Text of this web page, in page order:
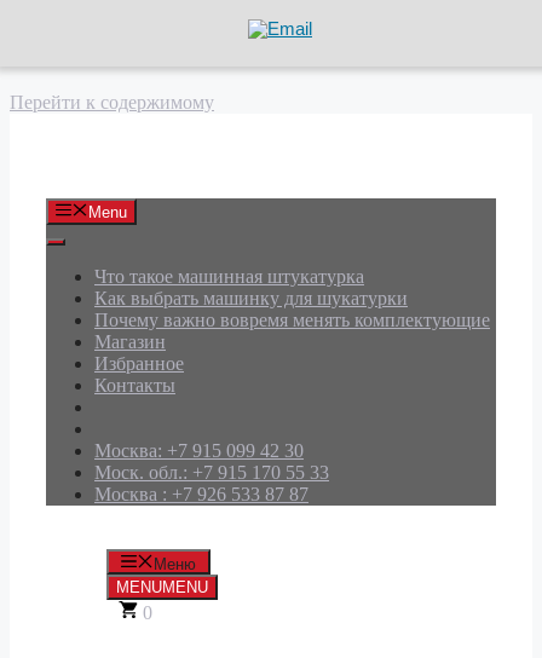
Перейти к содержимому
Menu
Что такое машинная штукатурка
Как выбрать машинку для шукатурки
Почему важно вовремя менять комплектующие
Магазин
Избранное
Контакты
Москва: +7 915 099 42 30
Моск. обл.: +7 915 170 55 33
Москва : +7 926 533 87 87
Меню
MENUMENU
0